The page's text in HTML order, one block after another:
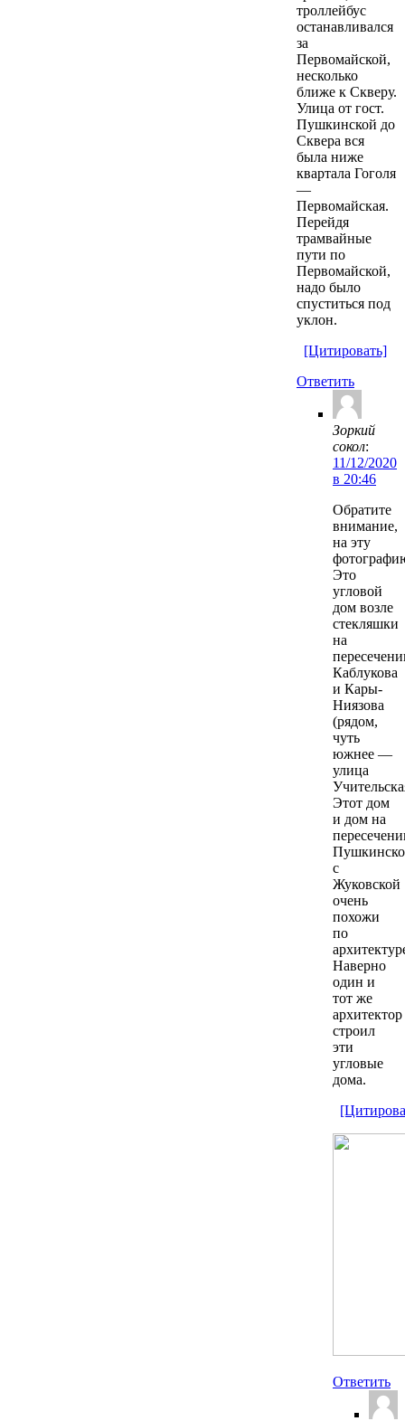
троллейбус
останавливался
за
Первомайской,
несколько
ближе к Скверу.
Улица от гост.
Пушкинской до
Сквера вся
была ниже
квартала Гоголя
—
Первомайская.
Перейдя
трамвайные
пути по
Первомайской,
надо было
спуститься под
уклон.
[Цитировать]
Ответить
Зоркий
сокол:
11/12/2020
в 20:46
Обратите
внимание,
на эту
Это
угловой
дом возле
стекляшки
на
Каблукова
и Кары-
Ниязова
(рядом,
чуть
южнее —
улица
Этот дом
и дом на
с
Жуковской
очень
похожи
по
Наверно
один и
тот же
архитектор
строил
эти
угловые
дома.
Ответить